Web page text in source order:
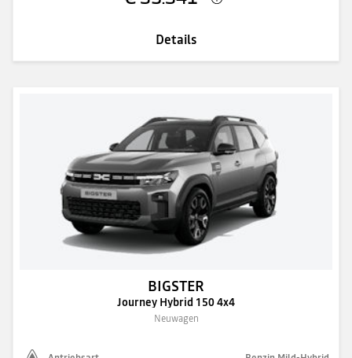
Details
BIGSTER
Journey Hybrid 150 4x4
Neuwagen